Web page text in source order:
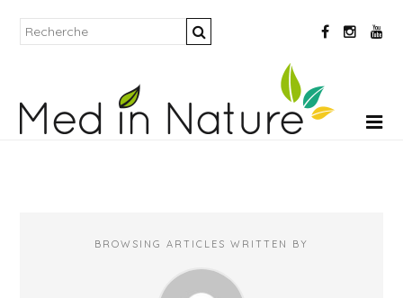
BROWSING ARTICLES WRITTEN BY